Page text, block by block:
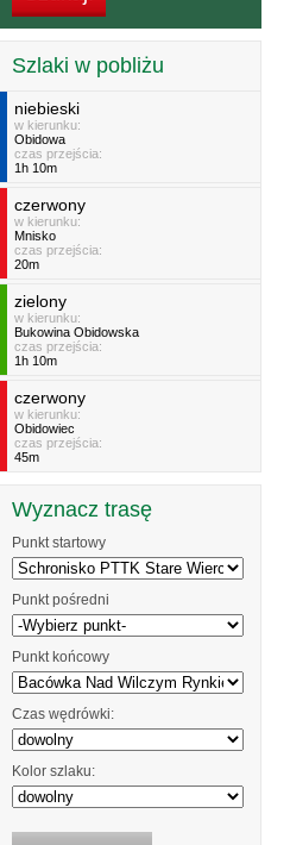
Szlaki w pobliżu
niebieski
w kierunku:
Obidowa
czas przejścia:
1h 10m
czerwony
w kierunku:
Mnisko
czas przejścia:
20m
zielony
w kierunku:
Bukowina Obidowska
czas przejścia:
1h 10m
czerwony
w kierunku:
Obidowiec
czas przejścia:
45m
Wyznacz trasę
Punkt startowy
Punkt pośredni
Punkt końcowy
Czas wędrówki:
Kolor szlaku: